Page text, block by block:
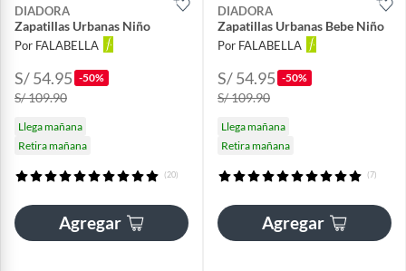
DIADORA
Zapatillas Urbanas Niño
Por FALABELLA
S/ 54.95 -50%
S/ 109.90
Llega mañana
Retira mañana
(20)
Agregar
DIADORA
Zapatillas Urbanas Bebe Niño
Por FALABELLA
S/ 54.95 -50%
S/ 109.90
Llega mañana
Retira mañana
(7)
Agregar